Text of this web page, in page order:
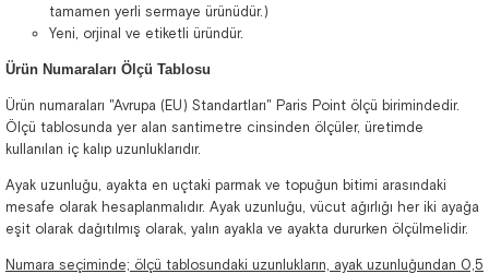
tamamen yerli sermaye ürünüdür.)
Yeni, orjinal ve etiketli üründür.
Ürün Numaraları Ölçü Tablosu
Ürün numaraları "Avrupa (EU) Standartları" Paris Point ölçü birimindedir.
Ölçü tablosunda yer alan santimetre cinsinden ölçüler, üretimde
kullanılan iç kalıp uzunluklarıdır.
Ayak uzunluğu, ayakta en uçtaki parmak ve topuğun bitimi arasındaki
mesafe olarak hesaplanmalıdır. Ayak uzunluğu, vücut ağırlığı her iki ayağa
eşit olarak dağıtılmış olarak, yalın ayakla ve ayakta dururken ölçülmelidir.
Numara seçiminde; ölçü tablosundaki uzunlukların, ayak uzunluğundan 0,5